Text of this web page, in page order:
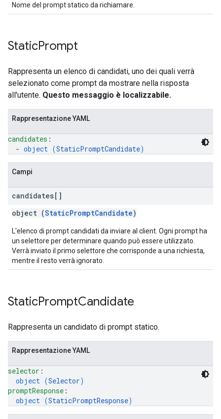
Nome del prompt statico da richiamare.
StaticPrompt
Rappresenta un elenco di candidati, uno dei quali verrà
selezionato come prompt da mostrare nella risposta
all'utente. Questo messaggio è localizzabile.
Rappresentazione YAML
candidates :
  -
object (StaticPromptCandidate)
Campi
candidates[]
object (StaticPromptCandidate)
L'elenco di prompt candidati da inviare al client. Ogni prompt ha
un selettore per determinare quando può essere utilizzato.
Verrà inviato il primo selettore che corrisponde a una richiesta,
mentre il resto verrà ignorato.
StaticPromptCandidate
Rappresenta un candidato di prompt statico.
Rappresentazione YAML
selector :
object (Selector)
promptResponse :
object (StaticPromptResponse)